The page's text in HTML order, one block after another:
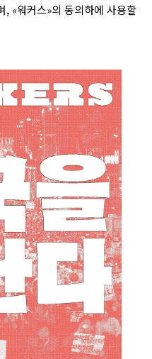
, «워커스»의 동의하에 사용할